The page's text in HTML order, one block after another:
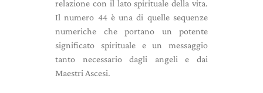
relazione con il lato spirituale della vita.
Il numero 44 è una di quelle sequenze
numeriche che portano un potente
significato spirituale e un messaggio
tanto necessario dagli angeli e dai
Maestri Ascesi.